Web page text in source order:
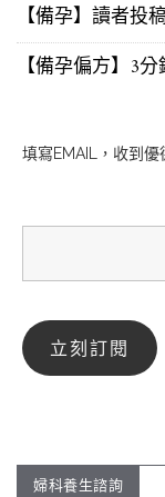
【備孕】讀者投
【備孕偏方】3
填寫EMAIL，收到
婦科養生諮詢